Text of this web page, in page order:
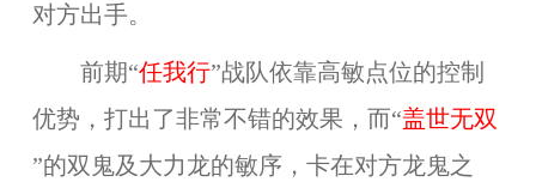
对方出手。
前期“任我行”战队依靠高敏点位的控制
优势，打出了非常不错的效果，而“盖世无双
”的双鬼及大力龙的敏序，卡在对方龙鬼之